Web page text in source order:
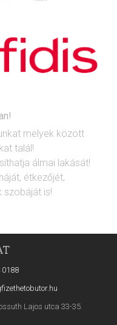
melyek között
talál!
álmai lakását!
étkezőjét,
szobáját is!
0188
Lajos utca 33-35.